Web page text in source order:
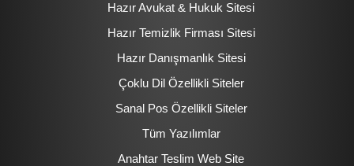
Hazır Avukat & Hukuk Sitesi
Hazır Temizlik Firması Sitesi
Hazır Danışmanlık Sitesi
Çoklu Dil Özellikli Siteler
Sanal Pos Özellikli Siteler
Tüm Yazılımlar
Anahtar Teslim Web Site